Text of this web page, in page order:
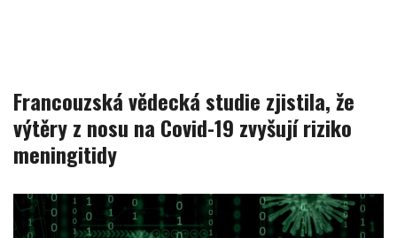
Francouzská vědecká studie zjistila, že
výtěry z nosu na Covid-19 zvyšují riziko
meningitidy